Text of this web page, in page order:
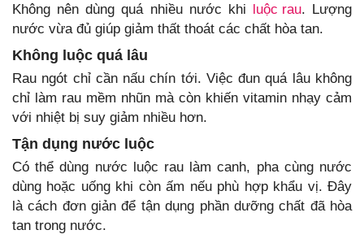
Không nên dùng quá nhiều nước khi luộc rau. Lượng
nước vừa đủ giúp giảm thất thoát các chất hòa tan.
Không luộc quá lâu
Rau ngót chỉ cần nấu chín tới. Việc đun quá lâu không
chỉ làm rau mềm nhũn mà còn khiến vitamin nhạy cảm
với nhiệt bị suy giảm nhiều hơn.
Tận dụng nước luộc
Có thể dùng nước luộc rau làm canh, pha cùng nước
dùng hoặc uống khi còn ấm nếu phù hợp khẩu vị. Đây
là cách đơn giản để tận dụng phần dưỡng chất đã hòa
tan trong nước.